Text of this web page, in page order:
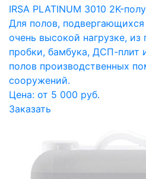
IRSA PLATINUM 3010 2K-
Для полов,
очень высокой нагрузке, из
пробки, бамбука, ДСП-плит
полов производственных
сооружений.
Цена: от 5 000 руб.
Заказать